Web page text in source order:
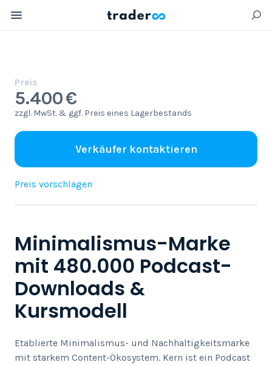
Minimalismus-Marke
mit 480.000 Podcast-
Downloads &
Kursmodell
Etablierte Minimalismus- und Nachhaltigkeitsmarke
mit starkem Content-Ökosystem. Kern ist ein Podcast
Preis
5.400 €
zzgl. MwSt. & ggf. Preis eines Lagerbestands
Verkäufer kontaktieren
Preis vorschlagen